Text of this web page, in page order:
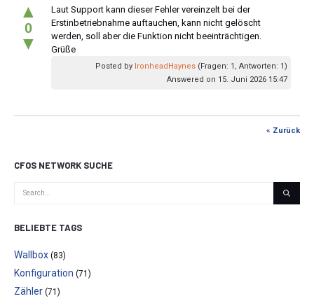
▲
0
▼
Laut Support kann dieser Fehler vereinzelt bei der
Erstinbetriebnahme auftauchen, kann nicht gelöscht
werden, soll aber die Funktion nicht beeinträchtigen.
Grüße
Posted by IronheadHaynes (Fragen: 1, Antworten: 1)
Answered on 15. Juni 2026 15:47
« Zurück
CFOS NETWORK SUCHE
BELIEBTE TAGS
Wallbox (83)
Konfiguration (71)
Zähler (71)